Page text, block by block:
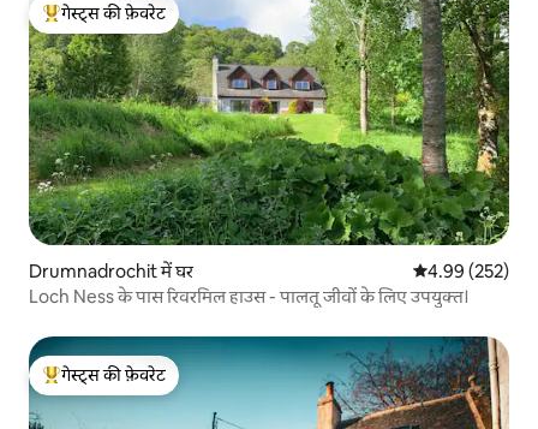
गेस्ट्स का टॉप फ़ेवरेट
गेस्ट्स की फ़ेवरेट
Drumnadrochit में घर औसत रेटिंग 5 में से
4.99 (252)
Loch Ness के पास रिवरमिल हाउस - पालतू जीवों के लिए उपयुक्त।
गेस्ट्स का टॉप फ़ेवरेट
गेस्ट्स की फ़ेवरेट